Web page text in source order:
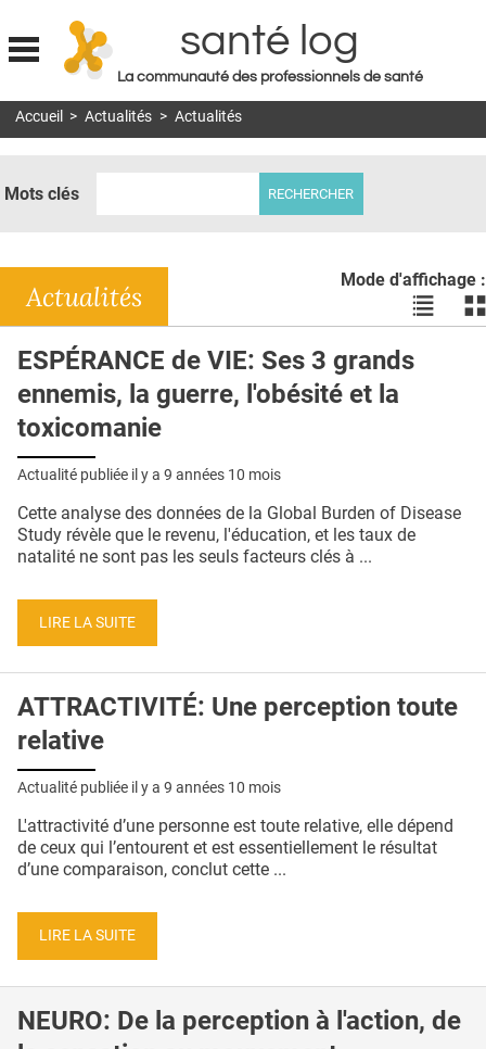
Jump to navigation
santé log
La communauté des professionnels de santé
MON COMPTE
DOSSIERS
RÉSEAUX
E-REVUE SAD
THÉMA
L'APP
PUBLICITÉ
CONTACT
Accueil > Actualités > Actualités
Mots clés
Mode d'affichage :
Voir
les
les
Actualités
ESPÉRANCE de VIE: Ses 3 grands
ennemis, la guerre, l'obésité et la
toxicomanie
Actualité publiée il y a 9 années 10 mois
Cette analyse des données de la Global Burden of Disease
Study révèle que le revenu, l'éducation, et les taux de
natalité ne sont pas les seuls facteurs clés à ...
LIRE LA SUITE
ATTRACTIVITÉ: Une perception toute
relative
Actualité publiée il y a 9 années 10 mois
L'attractivité d’une personne est toute relative, elle dépend
de ceux qui l’entourent et est essentiellement le résultat
d’une comparaison, conclut cette ...
LIRE LA SUITE
NEURO: De la perception à l'action, de